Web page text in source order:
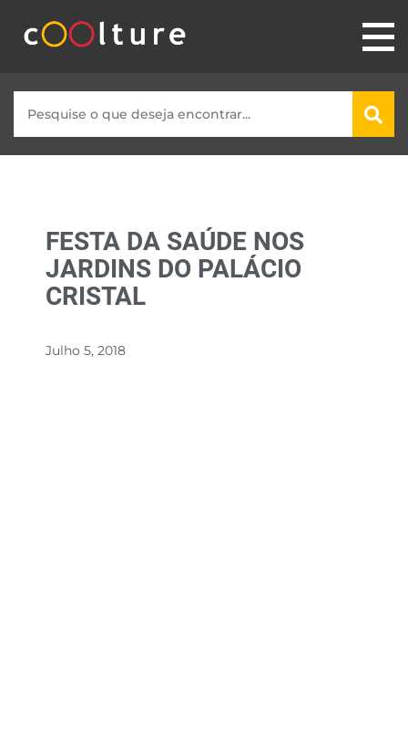
FESTA DA SAÚDE NOS
JARDINS DO PALÁCIO
CRISTAL
Julho 5, 2018